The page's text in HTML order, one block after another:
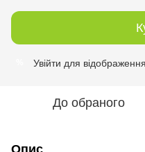
Увійти для
До обраного
Опис